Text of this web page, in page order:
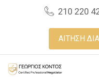
210 220
ΑΙΤΗΣΗ